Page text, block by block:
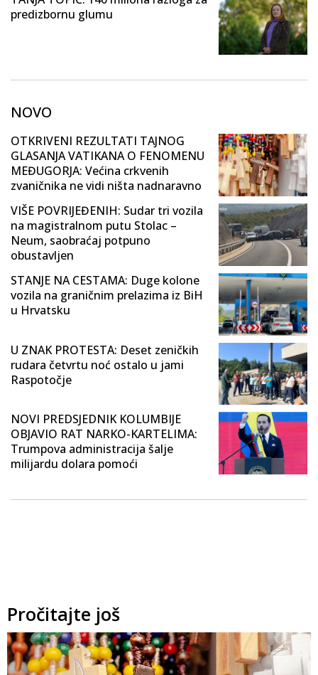
predizbornu glumu
NOVO
OTKRIVENI REZULTATI TAJNOG
GLASANJA VATIKANA O FENOMENU
MEĐUGORJA: Većina crkvenih
zvaničnika ne vidi ništa nadnaravno
VIŠE POVRIJEĐENIH: Sudar tri vozila
na magistralnom putu Stolac –
Neum, saobraćaj potpuno
obustavljen
STANJE NA CESTAMA: Duge kolone
vozila na graničnim prelazima iz BiH
u Hrvatsku
U ZNAK PROTESTA: Deset zeničkih
rudara četvrtu noć ostalo u jami
Raspotočje
NOVI PREDSJEDNIK KOLUMBIJE
OBJAVIO RAT NARKO-KARTELIMA:
Trumpova administracija šalje
milijardu dolara pomoći
Pročitajte još